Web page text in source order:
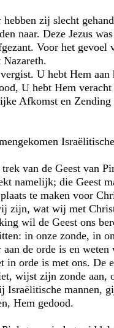
zij slecht
naar. Deze Jezus was
Voor het gevoel
U hebt Hem aan
U hebt Hem veracht
Afkomst en Zending
Israëlitische
van de Geest van
namelijk; die Geest
te maken voor
zijn, wat wij met
wil de Geest ons
in onze zonde, in
de orde is en weten
in orde is met ons. De
wijst zijn zonde aan,
Israëlitische mannen,
Hem gedood.